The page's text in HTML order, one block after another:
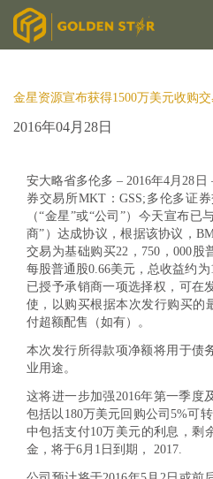
金星资源宣布获得1500万美元收购
2016年04月28日
安大略省多伦多 – 2016年4月28
券交易所MKT：GSS;多伦多证券
（“金星”或“公司”）今天宣布已
商”）达成协议，根据该协议，
交易为基础购买22，750，000股
每股普通股0.66美元，总收益约为
已授予承销商一项选择权，可在
使，以购买根据本次发行购买的
付超额配售（如有）。
本次发行所得款项净额将用于债
业用途。
这将进一步加强2016年第一季度
包括以180万美元回购公司5%可
中包括支付10万美元的利息，剩
金，将于6月1日到期， 2017.